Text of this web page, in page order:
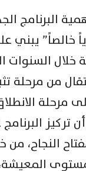
البرنامج
خالصاً” يبني
خلال السنوات
من مرحلة
مرحلة
تركيز
النجاح، من
المعيشة،